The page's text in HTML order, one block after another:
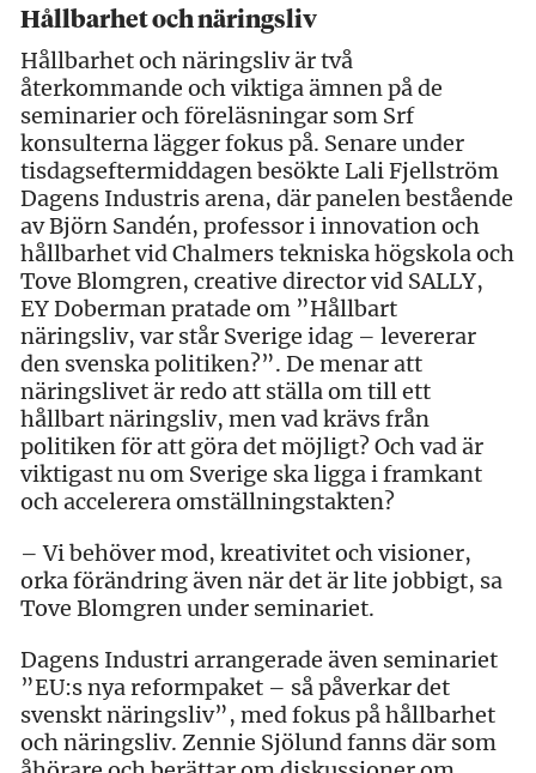
Hållbarhet och näringsliv
Hållbarhet och näringsliv är två
återkommande och viktiga ämnen på de
seminarier och föreläsningar som Srf
konsulterna lägger fokus på. Senare under
tisdagseftermiddagen besökte Lali Fjellström
Dagens Industris arena, där panelen bestående
av Björn Sandén, professor i innovation och
hållbarhet vid Chalmers tekniska högskola och
Tove Blomgren, creative director vid SALLY,
EY Doberman pratade om ”Hållbart
näringsliv, var står Sverige idag – levererar
den svenska politiken?”. De menar att
näringslivet är redo att ställa om till ett
hållbart näringsliv, men vad krävs från
politiken för att göra det möjligt? Och vad är
viktigast nu om Sverige ska ligga i framkant
och accelerera omställningstakten?
– Vi behöver mod, kreativitet och visioner,
orka förändring även när det är lite jobbigt, sa
Tove Blomgren under seminariet.
Dagens Industri arrangerade även seminariet
”EU:s nya reformpaket – så påverkar det
svenskt näringsliv”, med fokus på hållbarhet
och näringsliv. Zennie Sjölund fanns där som